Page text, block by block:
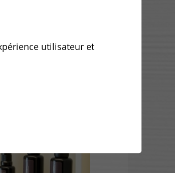
utilisateur et